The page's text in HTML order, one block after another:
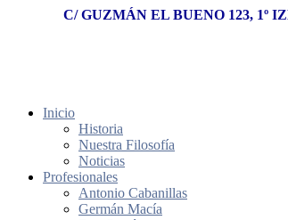
C/ GUZMÁN EL BUENO 123, 1º
Inicio
Historia
Nuestra Filosofía
Noticias
Profesionales
Antonio Cabanillas
Germán Macía